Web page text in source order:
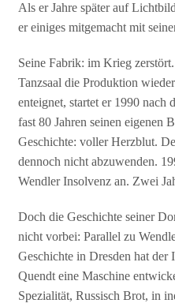
Als er Jahre später auf
er einiges mitgemacht mit
Seine Fabrik: im Krieg
Tanzsaal die Produktion
enteignet, startet er 1990 nach
fast 80 Jahren seinen eigenen
Geschichte: voller Herzblut.
dennoch nicht abzuwenden.
Wendler Insolvenz an. Zwei
Doch die Geschichte seiner
nicht vorbei: Parallel zu
Geschichte in Dresden hat der
Quendt eine Maschine
Spezialität, Russisch Brot, in